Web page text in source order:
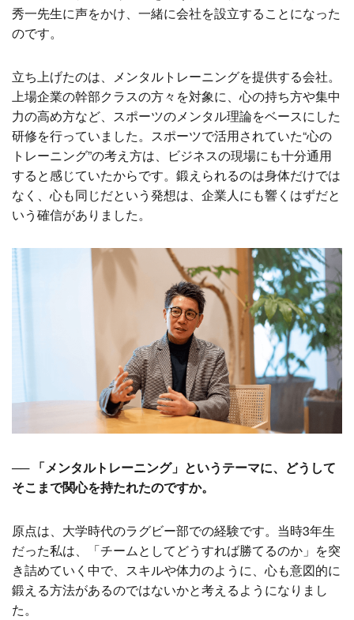
秀一先生に声をかけ、一緒に会社を設立することになった
のです。
立ち上げたのは、メンタルトレーニングを提供する会社。
上場企業の幹部クラスの方々を対象に、心の持ち方や集中
力の高め方など、スポーツのメンタル理論をベースにした
研修を行っていました。スポーツで活用されていた“心の
トレーニング”の考え方は、ビジネスの現場にも十分通用
すると感じていたからです。鍛えられるのは身体だけでは
なく、心も同じだという発想は、企業人にも響くはずだと
いう確信がありました。
── 「メンタルトレーニング」というテーマに、どうして
そこまで関心を持たれたのですか。
原点は、大学時代のラグビー部での経験です。当時3年生
だった私は、「チームとしてどうすれば勝てるのか」を突
き詰めていく中で、スキルや体力のように、心も意図的に
鍛える方法があるのではないかと考えるようになりまし
た。